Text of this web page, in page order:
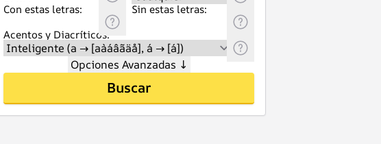
Con estas letras:
Sin estas letras:
Acentos y Diacríticos:
Opciones Avanzadas ↓
Buscar